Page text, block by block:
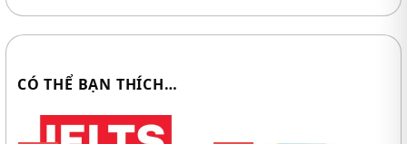
CÓ THỂ BẠN THÍCH…